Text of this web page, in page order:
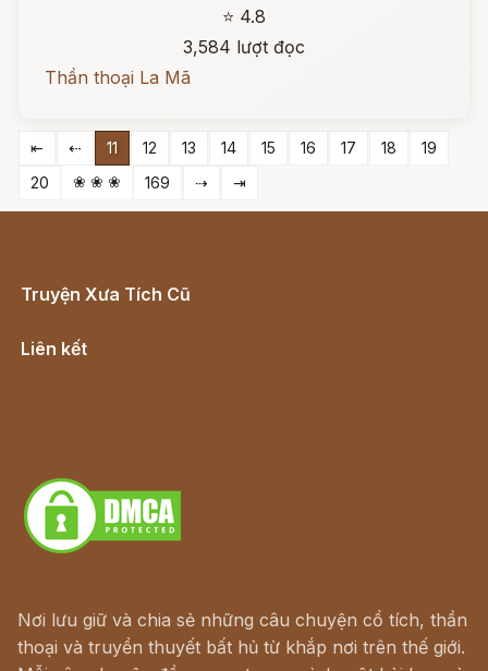
⭐ 4.8
3,584 lượt đọc
Thần thoại La Mã
⇤ ⇠ 11 12 13 14 15 16 17 18
19
20
❀ ❀ ❀ 169 ⇢ ⇥
Truyện Xưa Tích Cũ
Liên kết
Nơi lưu giữ và chia sẻ những câu chuyện cổ tích, thần
thoại và truyền thuyết bất hủ từ khắp nơi trên thế giới.